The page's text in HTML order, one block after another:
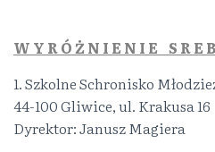
W Y R Ó Ż N I E N I E S R E
1. Szkolne Schronisko
44-100 Gliwice, ul. Krakusa 16
Dyrektor: Janusz Magiera